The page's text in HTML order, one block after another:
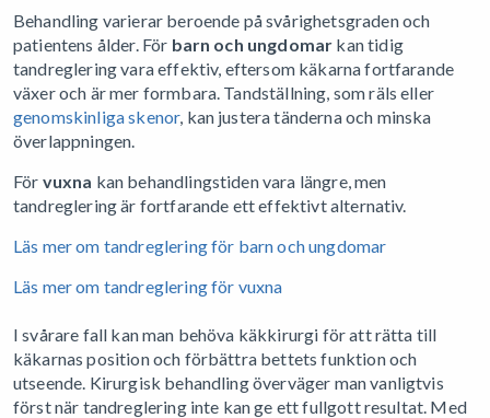
Behandling varierar beroende på svårighetsgraden och
patientens ålder. För barn och ungdomar kan tidig
tandreglering vara effektiv, eftersom käkarna fortfarande
växer och är mer formbara. Tandställning, som räls eller
genomskinliga skenor, kan justera tänderna och minska
överlappningen.
För vuxna kan behandlingstiden vara längre, men
tandreglering är fortfarande ett effektivt alternativ.
Läs mer om tandreglering för barn och ungdomar
Läs mer om tandreglering för vuxna
I svårare fall kan man behöva käkkirurgi för att rätta till
käkarnas position och förbättra bettets funktion och
utseende. Kirurgisk behandling överväger man vanligtvis
först när tandreglering inte kan ge ett fullgott resultat. Med